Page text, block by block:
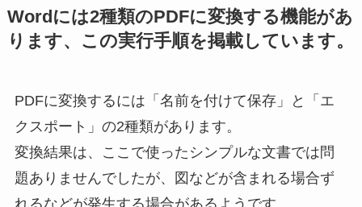
Wordには2種類のPDFに変換する機能があ
ります、この実行手順を掲載しています。
PDFに変換するには「名前を付けて保存」と「エ
クスポート」の2種類があります。
変換結果は、ここで使ったシンプルな文書では問
題ありませんでしたが、図などが含まれる場合ず
れるなどが発生する場合があるようです。